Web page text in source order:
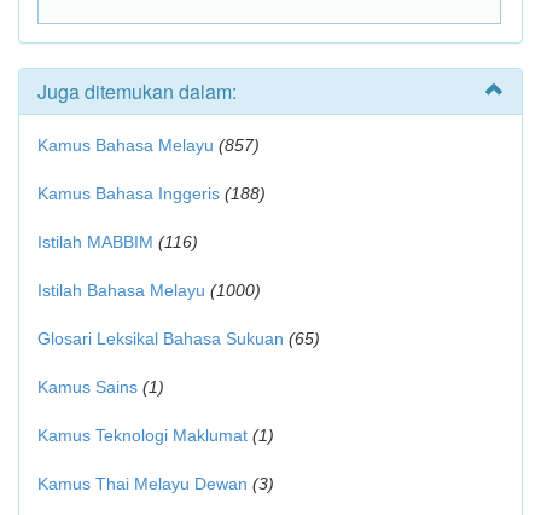
Juga ditemukan dalam:
Kamus Bahasa Melayu (857)
Kamus Bahasa Inggeris (188)
Istilah MABBIM (116)
Istilah Bahasa Melayu (1000)
Glosari Leksikal Bahasa Sukuan (65)
Kamus Sains (1)
Kamus Teknologi Maklumat (1)
Kamus Thai Melayu Dewan (3)